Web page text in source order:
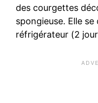
des courgettes
spongieuse. Elle
réfrigérateur (2